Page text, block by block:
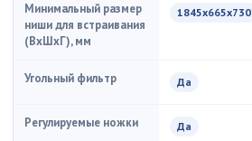
Минимальный размер
ниши для встраивания
(ВxШxГ), мм
1845х665х730
Угольный фильтр Да
Регулируемые ножки Да